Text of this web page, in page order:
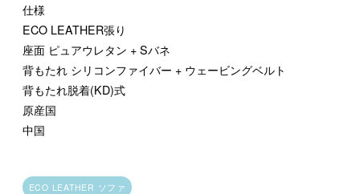
仕様
ECO LEATHER張り
座面 ピュアウレタン + Sバネ
背もたれ シリコンファイバー + ウェービングベルト
背もたれ脱着(KD)式
原産国
中国
ECO LEATHER ソファ